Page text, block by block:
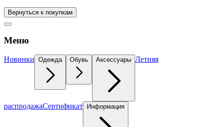
Вернуться к покупкам
Меню
Новинки Одежда Обувь Аксессуары Летняя
распродажаСертификат Информация